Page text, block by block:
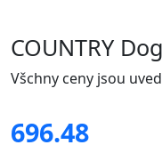
COUNTRY
Všchny ceny jsou
696.48